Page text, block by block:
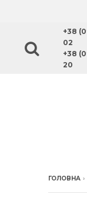
+38
02
+38
20
ГОЛОВНА ›